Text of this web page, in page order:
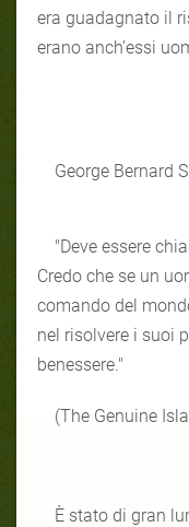
era guadagnato il
erano anch’essi
George Bernard
"Deve essere
Credo che se un
comando del
nel risolvere i suoi
benessere."
(The Genuine
È stato di gran